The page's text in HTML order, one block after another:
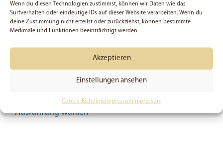
Wenn du diesen Technologien zustimmst, können wir Daten wie das
Surfverhalten oder eindeutige IDs auf dieser Website verarbeiten. Wenn du
deine Zustimmung nicht erteilst oder zurückziehst, können bestimmte
Merkmale und Funktionen beeinträchtigt werden.
Akzeptieren
Einstellungen ansehen
Cookie-RichtlinieImpressum Impressum
Ausführung wählen
Dieses
Produkt